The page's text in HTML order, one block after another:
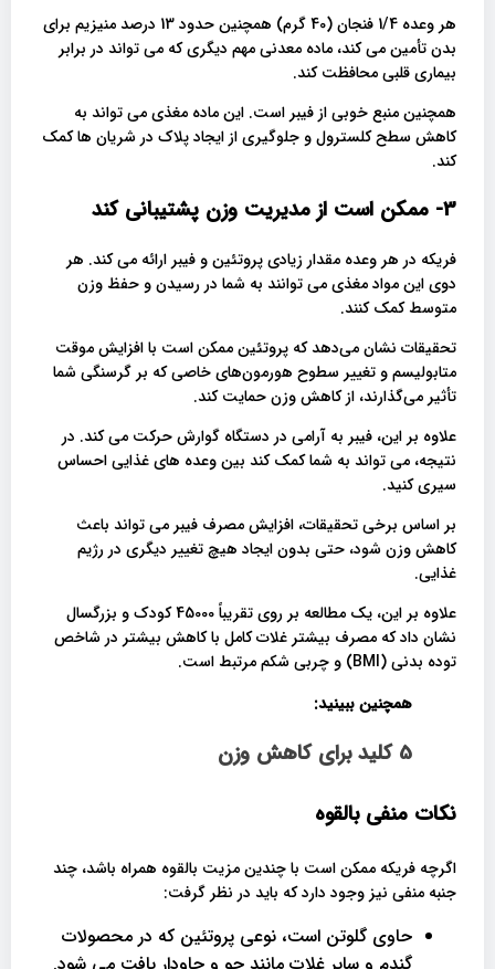
هر وعده 1/4 فنجان (40 گرم) همچنین حدود 13 درصد منیزیم برای
بدن تأمین می کند، ماده معدنی مهم دیگری که می تواند در برابر
بیماری قلبی محافظت کند.
همچنین منبع خوبی از فیبر است. این ماده مغذی می تواند به
کاهش سطح کلسترول و جلوگیری از ایجاد پلاک در شریان ها کمک
کند.
3- ممکن است از مدیریت وزن پشتیبانی کند
فریکه در هر وعده مقدار زیادی پروتئین و فیبر ارائه می کند. هر
دوی این مواد مغذی می توانند به شما در رسیدن و حفظ وزن
متوسط کمک کنند.
تحقیقات نشان می‌دهد که پروتئین ممکن است با افزایش موقت
متابولیسم و تغییر سطوح هورمون‌های خاصی که بر گرسنگی شما
تأثیر می‌گذارند، از کاهش وزن حمایت کند.
علاوه بر این، فیبر به آرامی در دستگاه گوارش حرکت می کند. در
نتیجه، می تواند به شما کمک کند بین وعده های غذایی احساس
سیری کنید.
بر اساس برخی تحقیقات، افزایش مصرف فیبر می تواند باعث
کاهش وزن شود، حتی بدون ایجاد هیچ تغییر دیگری در رژیم
غذایی.
علاوه بر این، یک مطالعه بر روی تقریباً 45000 کودک و بزرگسال
نشان داد که مصرف بیشتر غلات کامل با کاهش بیشتر در شاخص
توده بدنی (BMI) و چربی شکم مرتبط است.
همچنین ببینید:
5 کلید برای کاهش وزن
نکات منفی بالقوه
اگرچه فریکه ممکن است با چندین مزیت بالقوه همراه باشد، چند
جنبه منفی نیز وجود دارد که باید در نظر گرفت:
حاوی گلوتن است، نوعی پروتئین که در محصولات
گندم و سایر غلات مانند جو و چاودار یافت می شود.